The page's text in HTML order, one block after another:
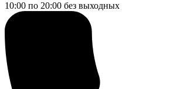
10:00 по 20:00 без выходных